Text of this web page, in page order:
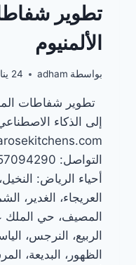
تطوير
الألمنيوم
بواسطة adham 24 يناير، 2026
تطوير شفاطات
أحياء الرياض:
العريجاء، الغدير،
المصيف، حي الملك
الربيع، النرجس،
الظهور، البديعة،